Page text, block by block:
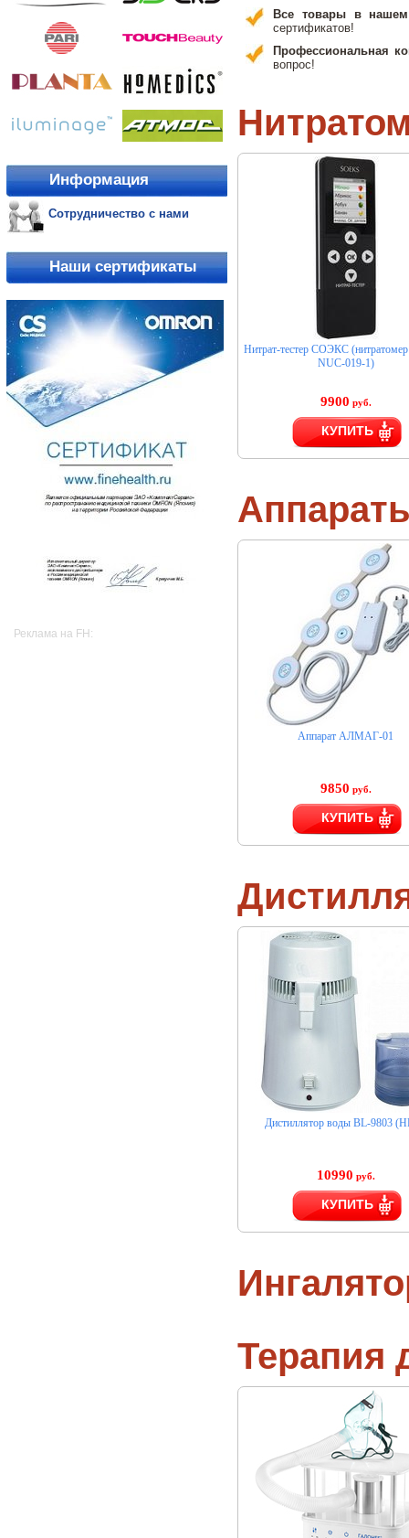
Информация
Сотрудничество с нами
Наши сертификаты
Реклама на FH:
Все товары в
сертификатов!
Профессиональная
вопрос!
Нитрат-тестер СОЭКС
NUC-019-1)
9900 руб.
КУПИТЬ
Аппарат АЛМАГ-01
9850 руб.
КУПИТЬ
Дистиллятор воды BL-9803
10990 руб.
КУПИТЬ
Терапия